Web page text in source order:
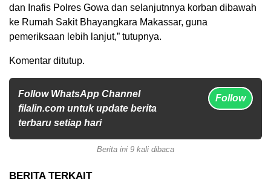
dan Inafis Polres Gowa dan selanjutnnya korban dibawah
ke Rumah Sakit Bhayangkara Makassar, guna
pemeriksaan lebih lanjut,” tutupnya.
Komentar ditutup.
Follow WhatsApp Channel
filalin.com untuk update berita
terbaru setiap hari
Follow
Berita ini 9 kali dibaca
BERITA TERKAIT